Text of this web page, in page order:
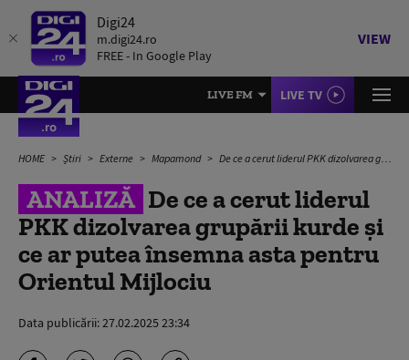
Digi24
m.digi24.ro
FREE - In Google Play
VIEW
LIVE FM LIVE TV
HOME Știri Externe Mapamond De ce a cerut liderul PKK dizolvarea grupării kurde și ce ar putea însemna asta pentru Orientul Mijlociu
ANALIZĂ De ce a cerut liderul
PKK dizolvarea grupării kurde și
ce ar putea însemna asta pentru
Orientul Mijlociu
Data publicării:27.02.2025 23:34